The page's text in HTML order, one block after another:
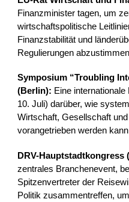
Finanzminister tagen, um
wirtschaftspolitische
Finanzstabilität und
Regulierungen abzustimmen
Symposium “Troubling
(Berlin): Eine
10. Juli) darüber, wie
Wirtschaft, Gesellschaft
vorangetrieben werden kann
DRV-Hauptstadtkongress
zentrales Branchenevent,
Spitzenvertreter der
Politik zusammentreffen,